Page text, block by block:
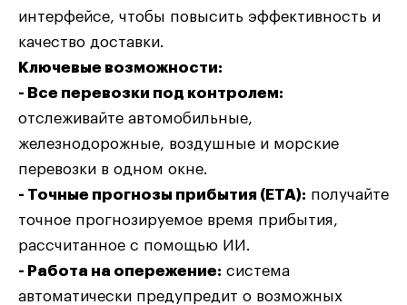
интерфейсе, чтобы повысить эффективность и
качество доставки.
Ключевые возможности:
- Все перевозки под контролем:
отслеживайте автомобильные,
железнодорожные, воздушные и морские
перевозки в одном окне.
- Точные прогнозы прибытия (ETA): получайте
точное прогнозируемое время прибытия,
рассчитанное с помощью ИИ.
- Работа на опережение: система
автоматически предупредит о возможных